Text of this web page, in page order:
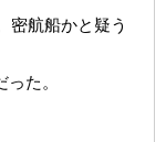
密航船かと疑う
た。